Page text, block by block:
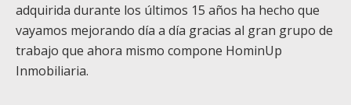
adquirida durante los últimos 15 años ha hecho que
vayamos mejorando día a día gracias al gran grupo de
trabajo que ahora mismo compone HominUp
Inmobiliaria.